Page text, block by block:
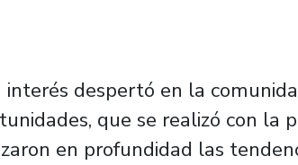
interés despertó en la
que se realizó con la
en profundidad las